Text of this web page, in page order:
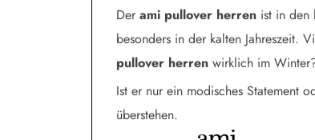
Der ami pullover herren ist in den
besonders in der kalten Jahreszeit.
pullover herren wirklich im
Ist er nur ein modisches Statement
überstehen.